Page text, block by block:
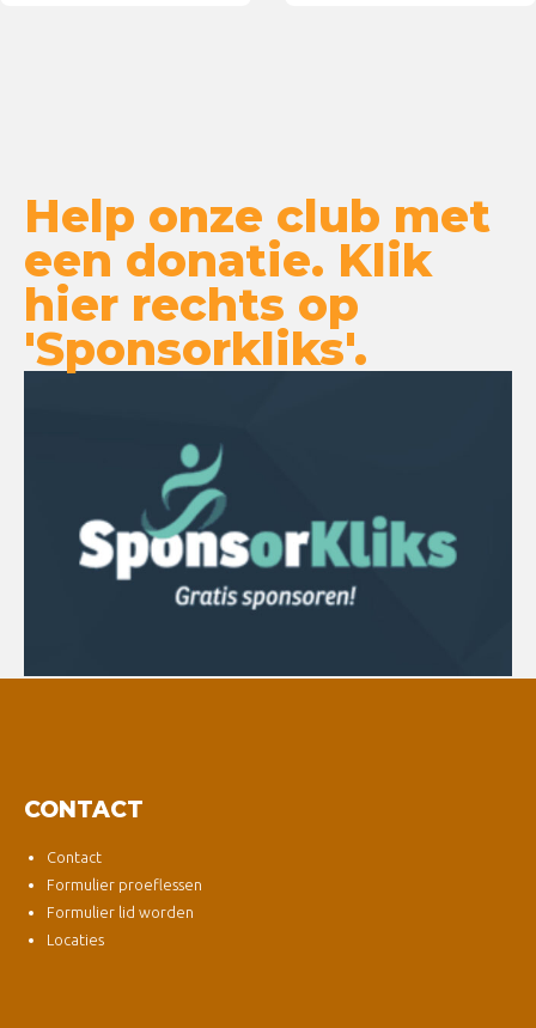
Help onze club met
een donatie. Klik
hier rechts op
'Sponsorkliks'.
CONTACT
Contact
Formulier proeflessen
Formulier lid worden
Locaties